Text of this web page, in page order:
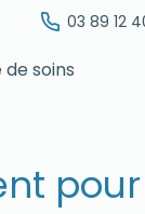
03 89 12
soins